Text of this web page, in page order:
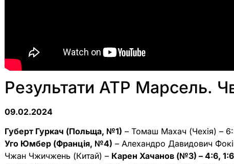
Результати ATP Марсель.
09.02.2024
Губерт Гуркач (Польща, №1) – Томаш Махач (Чехія) –
Уго Юмбер (Франція, №4) – Алехандро Давидович
Чжан Чжичжень (Китай) – Карен Хачанов (№3) – 4:6, 1:6